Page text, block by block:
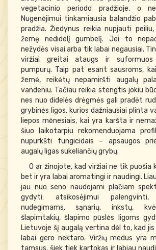
vegetacinio periodo pradžioje, o
Nugenėjimui tinkamiausia balandžio
pradžia. Žiedynus reikia nupjauti
žemę nedidelį gumbelį. Jei to
nežydės visai arba tik labai negausiai.
viržiai greitai ataugs ir suformuos
pumpurų. Taip pat esant sausroms,
žemė, reikėtų nepamiršti augalų
vandeniu. Tačiau reikia stengtis jokiu
nes nuo didelės drėgmės gali pradėt
grybinės ligos, kurios dažniausiai plinta
liepos mėnesiais, kai yra karšta ir
šiuo laikotarpiu rekomenduojama
nupurkšti fungicidais – apsaugos
augalų ligas sukeliančių grybų.
O ar žinojote, kad viržiai ne tik puošia
bet ir yra labai aromatingi ir naudingi.
jau nuo seno naudojami plačiam
gydyti: atsikosėjimui
nudegimams, sąnarių, inkstų,
šlapimtakių, šlapimo pūslės ligoms
Lietuvoje šį augalą vertina dėl to, kad
labai gero nektaro. Viržių medus yra
tamsus, šiek tiek kartokas ir labiau